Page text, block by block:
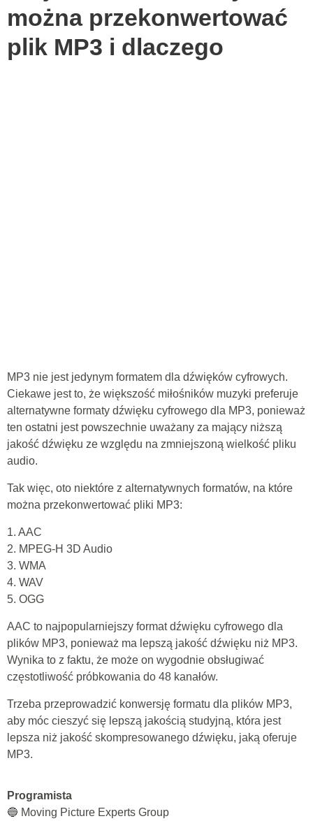
można przekonwertować
plik MP3 i dlaczego
MP3 nie jest jedynym formatem dla dźwięków cyfrowych.
Ciekawe jest to, że większość miłośników muzyki preferuje
alternatywne formaty dźwięku cyfrowego dla MP3, ponieważ
ten ostatni jest powszechnie uważany za mający niższą
jakość dźwięku ze względu na zmniejszoną wielkość pliku
audio.
Tak więc, oto niektóre z alternatywnych formatów, na które
można przekonwertować pliki MP3:
1. AAC
2. MPEG-H 3D Audio
3. WMA
4. WAV
5. OGG
AAC to najpopularniejszy format dźwięku cyfrowego dla
plików MP3, ponieważ ma lepszą jakość dźwięku niż MP3.
Wynika to z faktu, że może on wygodnie obsługiwać
częstotliwość próbkowania do 48 kanałów.
Trzeba przeprowadzić konwersję formatu dla plików MP3,
aby móc cieszyć się lepszą jakością studyjną, która jest
lepsza niż jakość skompresowanego dźwięku, jaką oferuje
MP3.
Programista
🔵 Moving Picture Experts Group